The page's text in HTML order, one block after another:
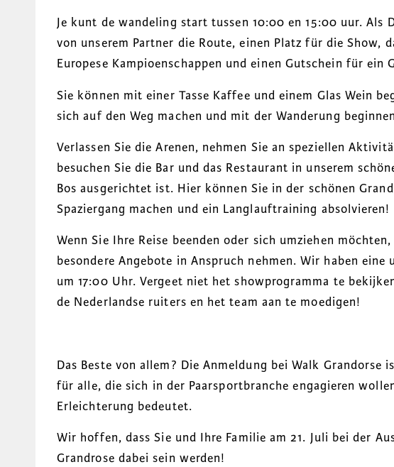
Je kunt de wandeling start tussen 10:00 en 15:00 uur. Als
von unserem Partner die Route, einen Platz für die Show,
Europese Kampioenschappen und einen Gutschein für ein
Sie können mit einer Tasse Kaffee und einem Glas Wein
sich auf den Weg machen und mit der Wanderung
Verlassen Sie die Arenen, nehmen Sie an speziellen
besuchen Sie die Bar und das Restaurant in unserem
Bos ausgerichtet ist. Hier können Sie in der schönen
Spaziergang machen und ein Langlauftraining absolvieren!
Wenn Sie Ihre Reise beenden oder sich umziehen
besondere Angebote in Anspruch nehmen. Wir haben eine
um 17:00 Uhr. Vergeet niet het showprogramma te
de Nederlandse ruiters en het team aan te moedigen!
Das Beste von allem? Die Anmeldung bei Walk Grandorse
für alle, die sich in der Paarsportbranche engagieren
Erleichterung bedeutet.
Wir hoffen, dass Sie und Ihre Familie am 21. Juli bei der
Grandrose dabei sein werden!